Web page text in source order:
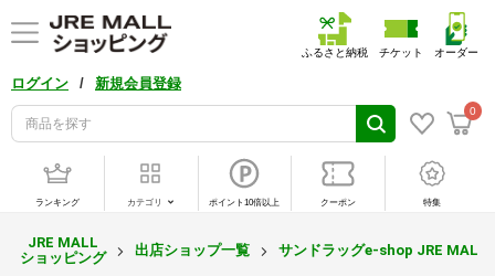
ログイン / 新規会員登録
0
ふるさと納税 チケット オーダー
ランキング カテゴリ ポイント10倍以上 クーポン 特集
JRE MALL
ショッピング
出店ショップ一覧 サンドラッグe-shop JRE MALL